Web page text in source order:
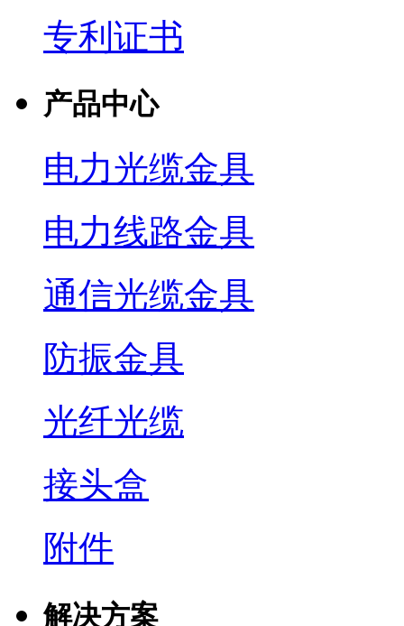
专利证书
产品中心
电力光缆金具
电力线路金具
通信光缆金具
防振金具
光纤光缆
接头盒
附件
解决方案